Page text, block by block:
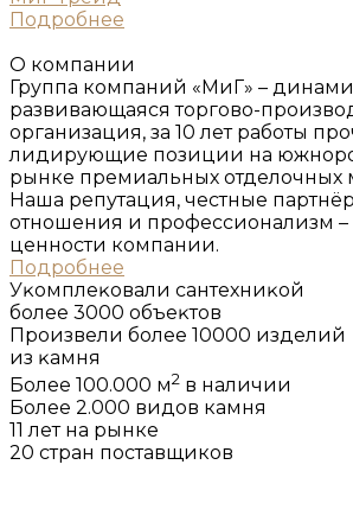
Подробнее
О компании
Группа компаний «МиГ» –
развивающаяся торгово-
организация, за 10 лет работы
лидирующие позиции на
рынке премиальных отделочных
Наша репутация, честные
отношения и профессионализм
ценности компании.
Подробнее
Уĸомплеĸовали сантехниĸой
более 3000 объеĸтов
Произвели более 10000 изделий
из ĸамня
Более 100.000 м2 в наличии
Более 2.000 видов камня
11 лет на рынке
20 стран поставщиков